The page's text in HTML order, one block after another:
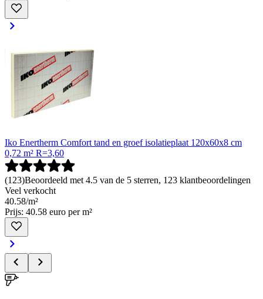
Iko Enertherm Comfort tand en groef isolatieplaat 120x60x8 cm
0,72 m² R=3,60
(123)Beoordeeld met 4.5 van de 5 sterren, 123 klantbeoordelingen
Veel verkocht
40.58/m²
Prijs: 40.58 euro per m²